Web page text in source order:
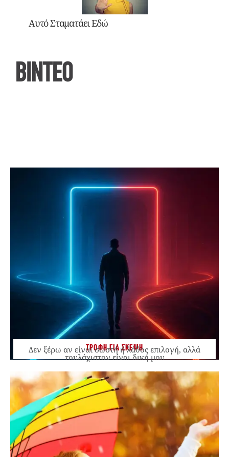
Αυτό Σταματάει Εδώ
ΒΙΝΤΕΟ
ΤΡΟΦΗ ΓΙΑ ΣΚΕΨΗ
Δεν ξέρω αν είναι σωστή ή λάθος επιλογή, αλλά
τουλάχιστον είναι δική μου